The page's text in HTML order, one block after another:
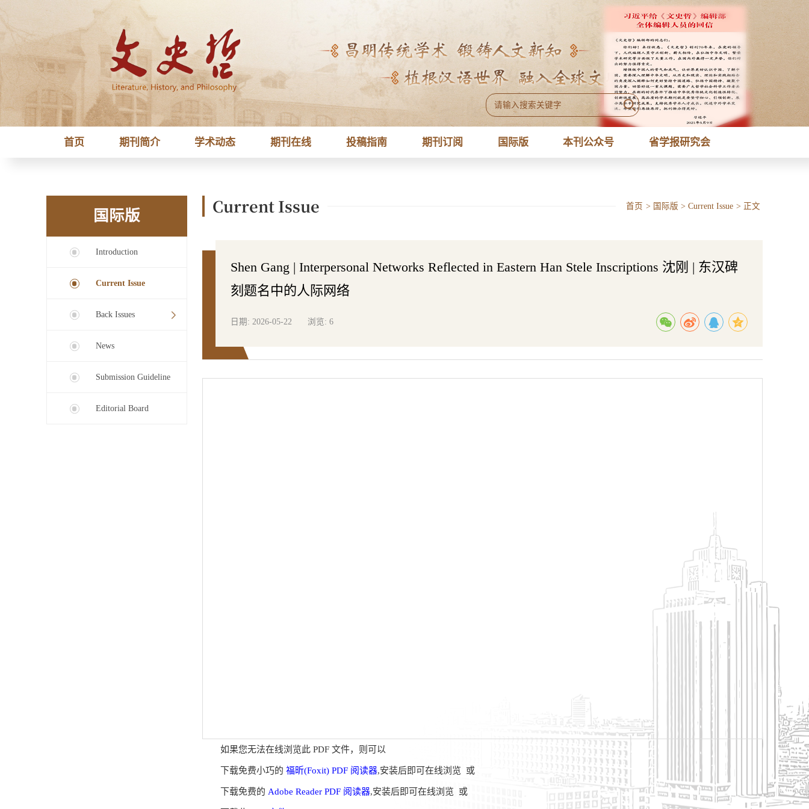
首页 期刊简介 学术动态 期刊在线 投稿指南 期刊订阅 国际版 本刊公众号 省学报研究会
国际版
Introduction
Current Issue
Back Issues
News
Submission Guideline
Editorial Board
首页 > 国际版 > Current Issue > 正文
Current Issue
Shen Gang | Interpersonal Networks Reflected in Eastern Han Stele Inscriptions 沈刚 | 东汉碑
刻题名中的人际网络
日期: 2026-05-22 浏览: 6
如果您无法在线浏览此 PDF 文件，则可以
下载免费小巧的福昕(Foxit) PDF 阅读器,安装后即可在线浏览 或
下载免费的Adobe Reader PDF 阅读器,安装后即可在线浏览 或